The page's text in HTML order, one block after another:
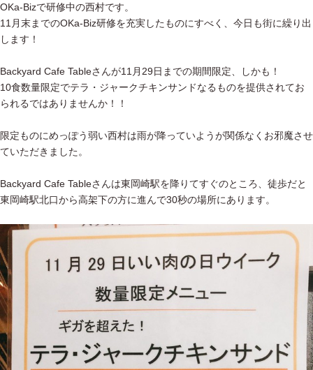
OKa-Bizで研修中の西村です。
11月末までのOKa-Biz研修を充実したものにすべく、今日も街に繰り出
します！
Backyard Cafe Tableさんが11月29日までの期間限定、しかも！
10食数量限定でテラ・ジャークチキンサンドなるものを提供されてお
られるではありませんか！！
限定ものにめっぽう弱い西村は雨が降っていようが関係なくお邪魔させ
ていただきました。
Backyard Cafe Tableさんは東岡崎駅を降りてすぐのところ、徒歩だと
東岡崎駅北口から高架下の方に進んで30秒の場所にあります。